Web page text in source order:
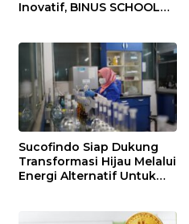
Inovatif, BINUS SCHOOL
Masa Depan
Sucofindo Siap Dukung
Transformasi Hijau Melalui
Energi Alternatif Untuk